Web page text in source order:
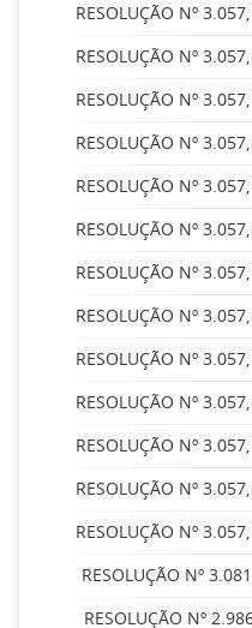
RESOLUÇÃO Nº
RESOLUÇÃO Nº
RESOLUÇÃO Nº
RESOLUÇÃO Nº
RESOLUÇÃO Nº
RESOLUÇÃO Nº
RESOLUÇÃO Nº
RESOLUÇÃO Nº
RESOLUÇÃO Nº
RESOLUÇÃO Nº
RESOLUÇÃO Nº
RESOLUÇÃO Nº
RESOLUÇÃO Nº
RESOLUÇÃO Nº
RESOLUÇÃO Nº